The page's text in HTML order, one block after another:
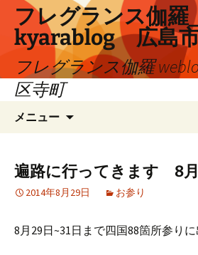
ツ
フレグランス伽
kyarablog 広島
フレグランス伽羅
区寺町
メニュー
遍路に行ってきます 8月
2014年8月29日 お参り
8月29日~31日まで四国88箇所参り